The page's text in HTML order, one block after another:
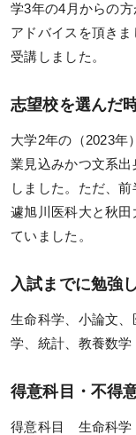
過去問題・試験ア
受講生専用サイト
オリジナル情報誌
お役立ち情報
KALSメディア
生命科学 特別講義
資料請求／
学3年の4月からの
アドバイスを頂き
受講しました。
志望校を選んだ
大学2年の（2023年
業見込みかつ文系
しました。ただ、
遽旭川医科大と秋
ていました。
入試までに勉強
生命科学、小論文
学、統計、教養数学
得意科目・不得
得意科目 生命科学